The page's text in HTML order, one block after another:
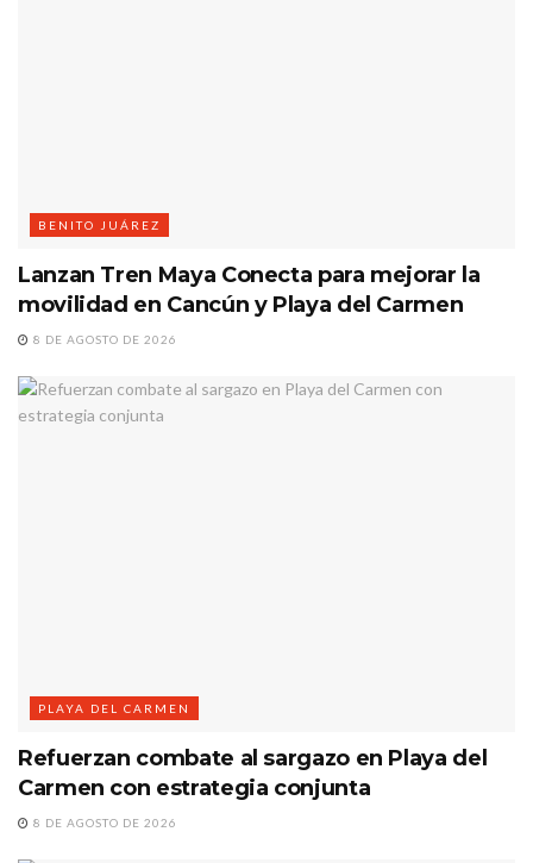
BENITO JUÁREZ
Lanzan Tren Maya Conecta para mejorar la
movilidad en Cancún y Playa del Carmen
8 DE AGOSTO DE 2026
PLAYA DEL CARMEN
Refuerzan combate al sargazo en Playa del
Carmen con estrategia conjunta
8 DE AGOSTO DE 2026